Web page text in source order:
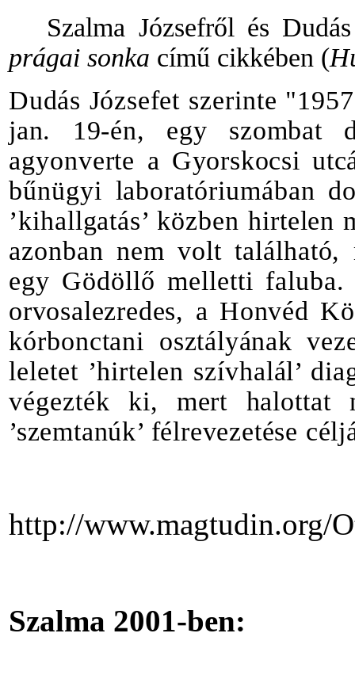
Szalma Józsefről és Dudás
prágai sonka című cikkében (
Dudás Józsefet szerinte "
jan. 19-én, egy szombat
agyonverte a Gyorskocsi
bűnügyi laboratóriumában
’kihallgatás’ közben hirtelen
azonban nem volttalálható,
egy Gödöllő melletti faluba
orvosalezredes, a Honvéd
kórbonctani
osztályának
leletet ’hirtelen szívhalál’
végezték
ki, mert halottat
’szemtanúk’ félrevezetése
http://www.magtudin.org/
Szalma 2001-ben: